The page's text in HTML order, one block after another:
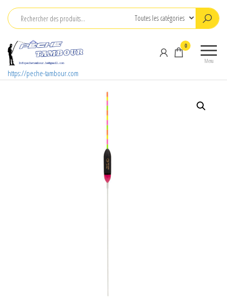
Aller
https://peche-tambour.com
Menu
0